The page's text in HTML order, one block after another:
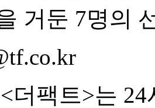
거둔 7명의
더팩트>는